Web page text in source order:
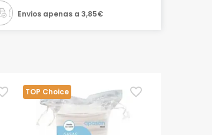
Envios apenas a 3,85€
TOP Choice